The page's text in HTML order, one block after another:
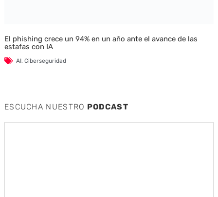
El phishing crece un 94% en un año ante el avance de las
estafas con IA
AI, Ciberseguridad
ESCUCHA NUESTRO PODCAST